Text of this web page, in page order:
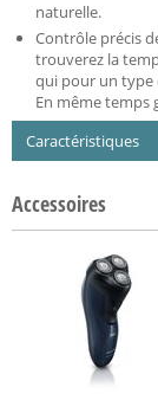
naturelle.
Contrôle précis
trouverez la
qui pour un type
En même temps
Caractéristiques
Accessoires